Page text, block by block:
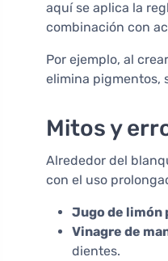
aquí se aplica la
combinación con
Por ejemplo, al
elimina pigmentos,
Mitos y
Alrededor del
con el uso
Jugo de limón
Vinagre de
dientes.